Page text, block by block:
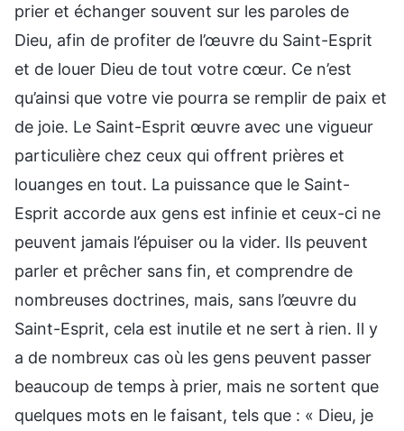
prier et échanger souvent sur les paroles de
Dieu, afin de profiter de l’œuvre du Saint-Esprit
et de louer Dieu de tout votre cœur. Ce n’est
qu’ainsi que votre vie pourra se remplir de paix et
de joie. Le Saint-Esprit œuvre avec une vigueur
particulière chez ceux qui offrent prières et
louanges en tout. La puissance que le Saint-
Esprit accorde aux gens est infinie et ceux-ci ne
peuvent jamais l’épuiser ou la vider. Ils peuvent
parler et prêcher sans fin, et comprendre de
nombreuses doctrines, mais, sans l’œuvre du
Saint-Esprit, cela est inutile et ne sert à rien. Il y
a de nombreux cas où les gens peuvent passer
beaucoup de temps à prier, mais ne sortent que
quelques mots en le faisant, tels que : « Dieu, je